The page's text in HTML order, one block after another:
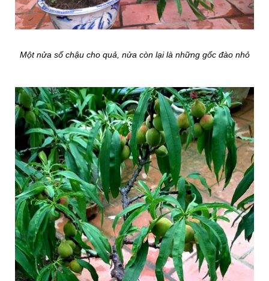
Một nửa số chậu cho quả, nửa còn lại là những gốc đào nhỏ